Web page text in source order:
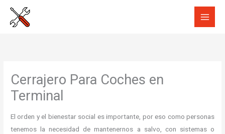
Cerrajero Para Coches en
Terminal
El orden y el bienestar social es importante, por eso como personas
tenemos la necesidad de mantenernos a salvo, con sistemas o